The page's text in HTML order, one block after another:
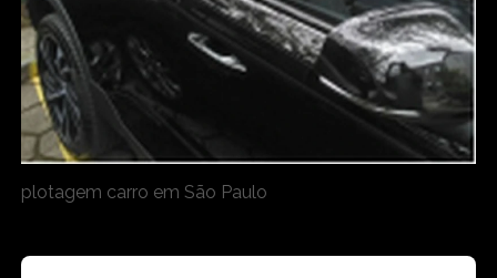
plotagem carro em São Paulo